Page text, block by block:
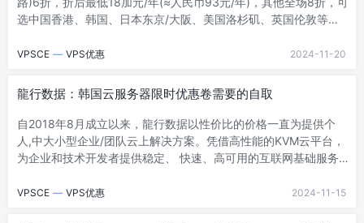
选中国香港、韩国、日本东京/大阪、美国洛杉矶、英国伦敦等机
VPSCE — VPS优惠 2024-11-20
龍行数据：韩国云服务器限时优惠卷需要的自取
自2018年8月成立以来，龍行数据以性价比的价格一直为提供个
人,中大小型企业/团队云上解决方案。凭借高性能的KVM云平台，
为企业和技术开发者提供稳定、 快速、高可用的互联网基础服务
VPSCE — VPS优惠 2024-11-15